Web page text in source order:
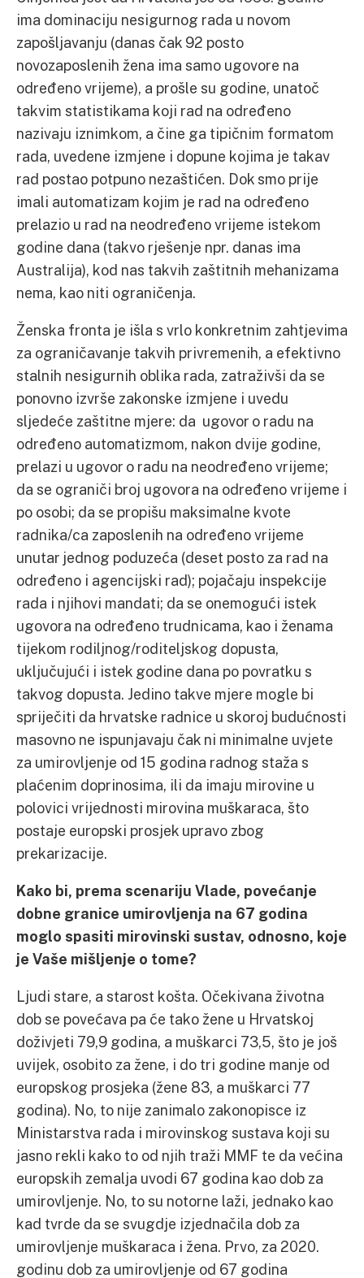
ima dominaciju nesigurnog rada u novom
zapošljavanju (danas čak 92 posto
novozaposlenih žena ima samo ugovore na
određeno vrijeme), a prošle su godine, unatoč
takvim statistikama koji rad na određeno
nazivaju iznimkom, a čine ga tipičnim formatom
rada, uvedene izmjene i dopune kojima je takav
rad postao potpuno nezaštićen. Dok smo prije
imali automatizam kojim je rad na određeno
prelazio u rad na neodređeno vrijeme istekom
godine dana (takvo rješenje npr. danas ima
Australija), kod nas takvih zaštitnih mehanizama
nema, kao niti ograničenja.
Ženska fronta je išla s vrlo konkretnim zahtjevima
za ograničavanje takvih privremenih, a efektivno
stalnih nesigurnih oblika rada, zatraživši da se
ponovno izvrše zakonske izmjene i uvedu
sljedeće zaštitne mjere: da ugovor o radu na
određeno automatizmom, nakon dvije godine,
prelazi u ugovor o radu na neodređeno vrijeme;
da se ograniči broj ugovora na određeno vrijeme i
po osobi; da se propišu maksimalne kvote
radnika/ca zaposlenih na određeno vrijeme
unutar jednog poduzeća (deset posto za rad na
određeno i agencijski rad); pojačaju inspekcije
rada i njihovi mandati; da se onemogući istek
ugovora na određeno trudnicama, kao i ženama
tijekom rodiljnog/roditeljskog dopusta,
uključujući i istek godine dana po povratku s
takvog dopusta. Jedino takve mjere mogle bi
spriječiti da hrvatske radnice u skoroj budućnosti
masovno ne ispunjavaju čak ni minimalne uvjete
za umirovljenje od 15 godina radnog staža s
plaćenim doprinosima, ili da imaju mirovine u
polovici vrijednosti mirovina muškaraca, što
postaje europski prosjek upravo zbog
prekarizacije.
Kako bi, prema scenariju Vlade, povećanje
dobne granice umirovljenja na 67 godina
moglo spasiti mirovinski sustav, odnosno, koje
je Vaše mišljenje o tome?
Ljudi stare, a starost košta. Očekivana životna
dob se povećava pa će tako žene u Hrvatskoj
doživjeti 79,9 godina, a muškarci 73,5, što je još
uvijek, osobito za žene, i do tri godine manje od
europskog prosjeka (žene 83, a muškarci 77
godina). No, to nije zanimalo zakonopisce iz
Ministarstva rada i mirovinskog sustava koji su
jasno rekli kako to od njih traži MMF te da većina
europskih zemalja uvodi 67 godina kao dob za
umirovljenje. No, to su notorne laži, jednako kao
kad tvrde da se svugdje izjednačila dob za
umirovljenje muškaraca i žena. Prvo, za 2020.
godinu dob za umirovljenje od 67 godina